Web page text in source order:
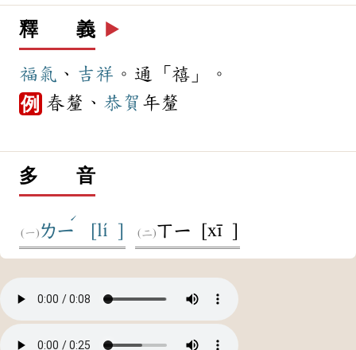
釋 義 ▶️
福氣 、 吉祥 。通「禧」。
例 春釐、 恭賀 年釐
多 音
ㄌㄧ
ˊ
[lí ] ㄒㄧ [xī ]